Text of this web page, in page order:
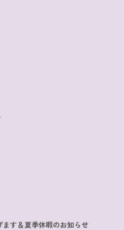
す＆夏季休暇のお知らせ